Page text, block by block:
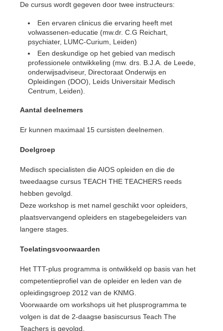
De cursus wordt gegeven door twee instructeurs:
Een ervaren clinicus die ervaring heeft met
volwassenen-educatie (mw.dr. C.G Reichart,
psychiater, LUMC-Curium, Leiden)
Een deskundige op het gebied van medisch
professionele ontwikkeling (mw. drs. B.J.A. de Leede,
onderwijsadviseur, Directoraat Onderwijs en
Opleidingen (DOO), Leids Universitair Medisch
Centrum, Leiden).
Aantal deelnemers
Er kunnen maximaal 15 cursisten deelnemen.
Doelgroep
Medisch specialisten die AIOS opleiden en die de
tweedaagse cursus TEACH THE TEACHERS reeds
hebben gevolgd.
Deze workshop is met namel geschikt voor opleiders,
plaatsvervangend opleiders en stagebegeleiders van
langere stages.
Toelatingsvoorwaarden
Het TTT-plus programma is ontwikkeld op basis van het
competentieprofiel van de opleider en leden van de
opleidingsgroep 2012 van de KNMG.
Voorwaarde om workshops uit het plusprogramma te
volgen is dat de 2-daagse basiscursus Teach The
Teachers is gevolgd.